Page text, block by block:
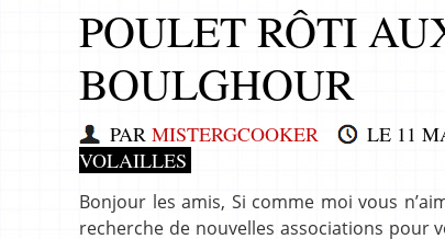
POULET RÔTI
BOULGHOUR
PAR MISTERGCOOKER LE 11
VOLAILLES
Bonjour les amis, Si comme moi vous
recherche de nouvelles associations pour